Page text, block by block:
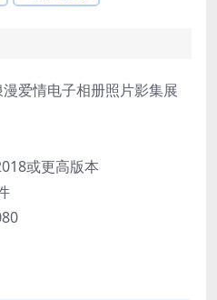
爱情电子相册照片影集展
或更高版本